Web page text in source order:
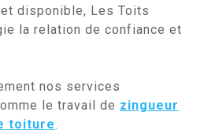
disponible, Les Toits
la relation de confiance et
nos services
le travail de zingueur
toiture.